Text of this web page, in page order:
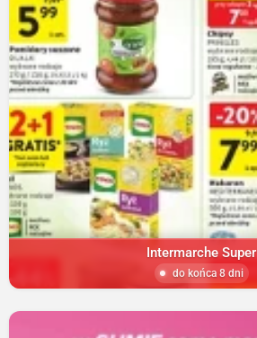
Intermarche Super
do końca 8 dni